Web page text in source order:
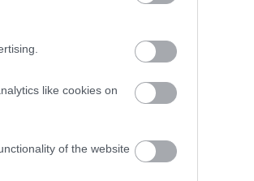
like cookies on
of the website
strada ,non riservato ai camper e non
della strada in pineta,che costaggia il
stagione pieno di macchine.
ladri sanno bene dove andare...